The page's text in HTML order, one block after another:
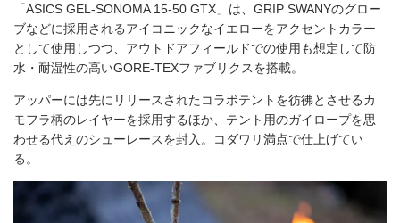
「ASICS GEL-SONOMA 15-50 GTX」は、GRIP SWANYのグロー
ブなどに採用されるアイコニックなイエローをアクセントカラー
として使用しつつ、アウトドアフィールドでの使用も想定して防
水・耐湿性の高いGORE-TEXファブリクスを搭載。
アッパーには先にリリースされたコラボテントを彷彿とさせるカ
モフラ柄のレイヤーを採用するほか、テント用のガイロープを思
わせる代えのシューレースを封入。コダワリ満点で仕上げてい
る。